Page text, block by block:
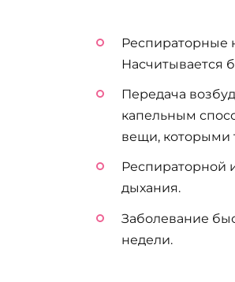
Респираторные
Насчитывается
Передача
капельным
вещи, которыми
Респираторной
дыхания.
Заболевание
недели.